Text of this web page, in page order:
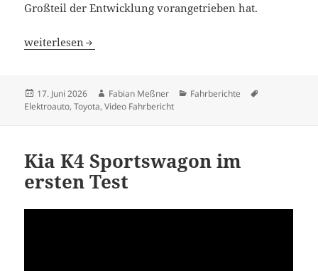
Großteil der Entwicklung vorangetrieben hat.
Toyota bz4x Touring: Fast ein Elektro-Kombi
weiterlesen
Veröffentlicht
am
17. Juni 2026 Autor
Fabian Meßner Kategorien
Fahrberichte
Elektroauto,Toyota,Video Fahrbericht
Kia K4 Sportswagon im
ersten Test